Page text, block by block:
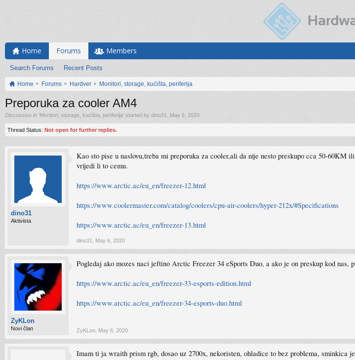
Home Forums
Search Forums Recent Posts
Members
Home Forums Hardver Monitori, storage, kućišta, periferija
Preporuka za cooler AM4
Discussion in 'Monitori, storage, kućišta, periferija' started by dino31 May 6, 2020
Thread Status: Not open for further replies.
dino31
Aktivista
Kao sto pise u naslovu,treba mi preporuka za cooler,ali da nije nesto preskupo cca 50-
vrijedi li to cemu.
https://www.arctic.ac/eu_en/freezer-12.html
https://www.coolermaster.com/catalog/coolers/cpu-air-coolers/hyper-212x/#Specifications
https://www.arctic.ac/eu_en/freezer-13.html
dino31 May 6, 2020
ZyKLon
Novi član
Pogledaj ako mozes naci jeftino Arctic Freezer 34 eSports Duo, a ako je on preskup kod nas,
https://www.arctic.ac/eu_en/freezer-33-esports-edition.html
https://www.arctic.ac/eu_en/freezer-34-esports-duo.html
ZyKLon May 6, 2020
Imam ti ja wraith prism rgb, dosao uz 2700x, nekoristen, ohladice to bez problema, sminkica